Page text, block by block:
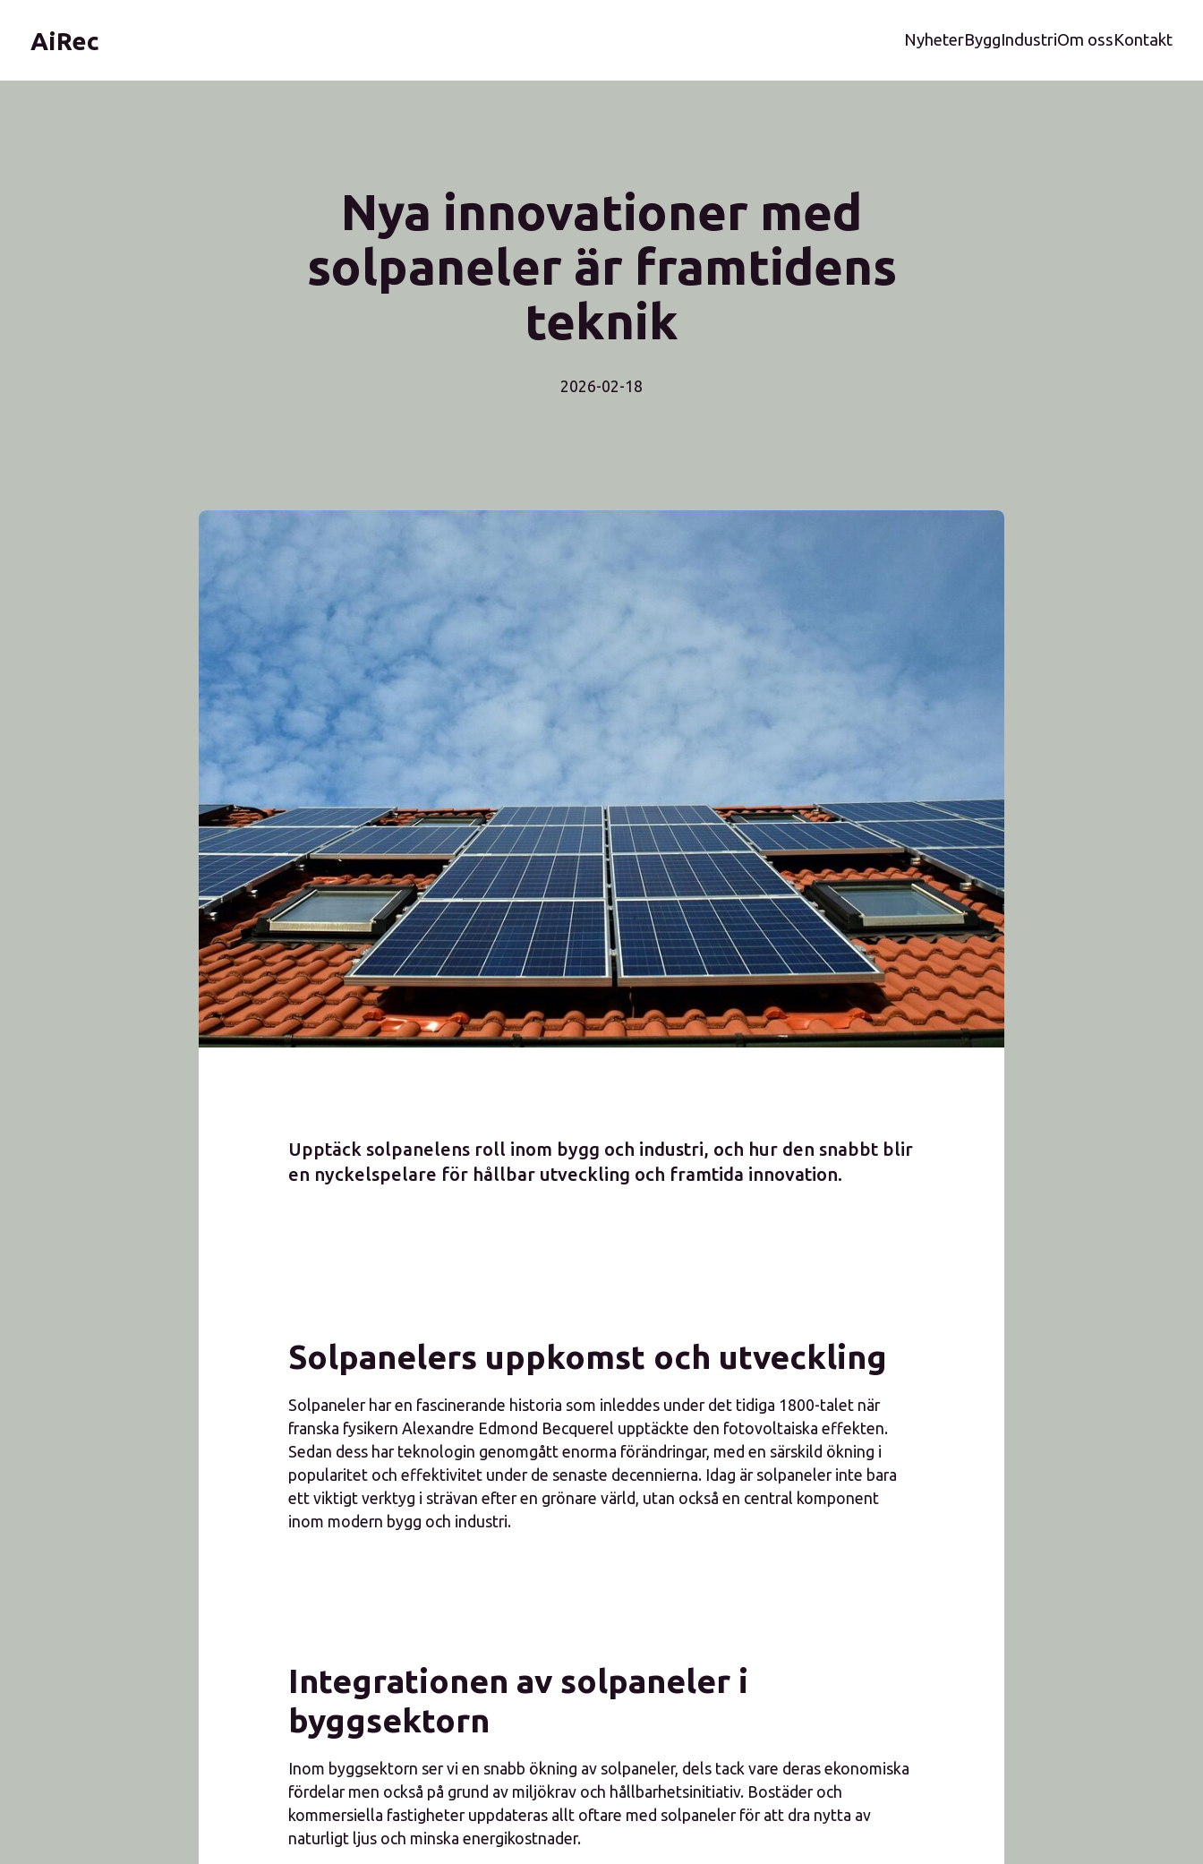
AiRec NyheterByggIndustriOm ossKontakt
Nya innovationer med
solpaneler är framtidens
teknik
2026-02-18
Upptäck solpanelens roll inom bygg och industri, och hur den snabbt blir
en nyckelspelare för hållbar utveckling och framtida innovation.
Solpanelers uppkomst och utveckling
Solpaneler har en fascinerande historia som inleddes under det tidiga 1800-talet när
franska fysikern Alexandre Edmond Becquerel upptäckte den fotovoltaiska effekten.
Sedan dess har teknologin genomgått enorma förändringar, med en särskild ökning i
popularitet och effektivitet under de senaste decennierna. Idag är solpaneler inte bara
ett viktigt verktyg i strävan efter en grönare värld, utan också en central komponent
inom modern bygg och industri.
Integrationen av solpaneler i
byggsektorn
Inom byggsektorn ser vi en snabb ökning av solpaneler, dels tack vare deras ekonomiska
fördelar men också på grund av miljökrav och hållbarhetsinitiativ. Bostäder och
kommersiella fastigheter uppdateras allt oftare med solpaneler för att dra nytta av
naturligt ljus och minska energikostnader.